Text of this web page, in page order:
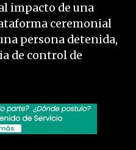
impacto de una
ceremonial
persona detenida,
de control de